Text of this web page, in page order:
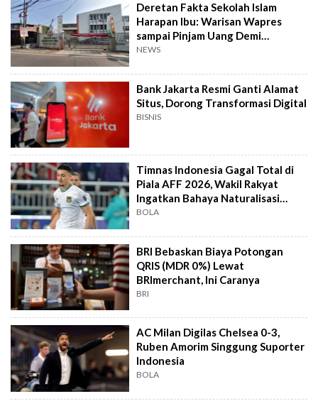
Deretan Fakta Sekolah Islam
Harapan Ibu: Warisan Wapres
sampai Pinjam Uang Demi
Lapangan Padel
NEWS
Bank Jakarta Resmi Ganti Alamat
Situs, Dorong Transformasi Digital
BISNIS
Timnas Indonesia Gagal Total di
Piala AFF 2026, Wakil Rakyat
Ingatkan Bahaya Naturalisasi
Instan
BOLA
BRI Bebaskan Biaya Potongan
QRIS (MDR 0%) Lewat
BRImerchant, Ini Caranya
BRI
AC Milan Digilas Chelsea 0-3,
Ruben Amorim Singgung Suporter
Indonesia
BOLA